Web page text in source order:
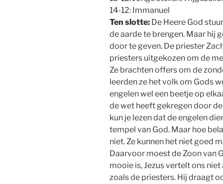
14-12: Immanuel
Ten slotte: De Heere God
de aarde te brengen. Maar hij
door te geven. De priester
priesters uitgekozen om de
Ze brachten offers om de
leerden ze het volk om Gods
engelen wel een beetje op
de wet heeft gekregen door
kun je lezen dat de engelen
tempel van God. Maar hoe
niet. Ze kunnen het niet goed
Daarvoor moest de Zoon van
mooie is, Jezus vertelt ons
zoals de priesters. Hij draagt